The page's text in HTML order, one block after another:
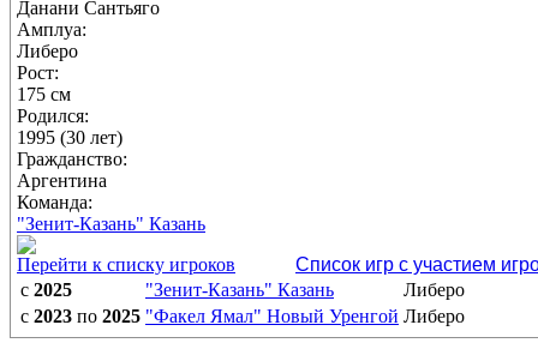
Данани Сантьяго
Амплуа:
Либеро
Рост:
175 см
Родился:
1995 (30 лет)
Гражданство:
Аргентина
Команда:
"Зенит-Казань" Казань
Перейти к списку игроков
Список игр с участием
с 2025 "Зенит-Казань" Казань
Либеро
с 2023 по 2025 "Факел Ямал" Новый Уренгой Либеро